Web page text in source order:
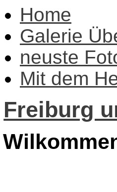
Home
Galerie
neuste
Mit dem
Freiburg